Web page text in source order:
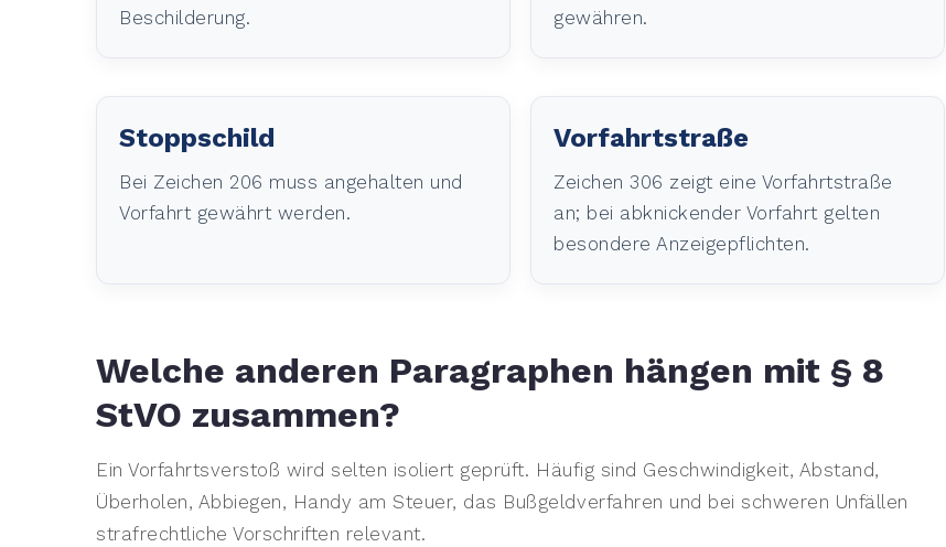
Beschilderung.
gewähren.
Stoppschild
Bei Zeichen 206 muss angehalten und
Vorfahrt gewährt werden.
Vorfahrtstraße
Zeichen 306 zeigt eine Vorfahrtstraße
an; bei abknickender Vorfahrt gelten
besondere Anzeigepflichten.
Welche anderen Paragraphen hängen mit § 8
StVO zusammen?
Ein Vorfahrtsverstoß wird selten isoliert geprüft. Häufig sind Geschwindigkeit, Abstand,
Überholen, Abbiegen, Handy am Steuer, das Bußgeldverfahren und bei schweren Unfällen
strafrechtliche Vorschriften relevant.